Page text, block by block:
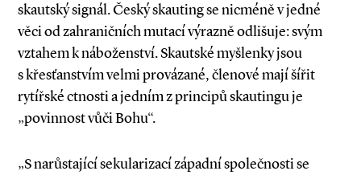
skautský signál. Český skauting se nicméně v jedné
věci od zahraničních mutací výrazně odlišuje: svým
vztahem k náboženství. Skautské myšlenky jsou
s křesťanstvím velmi provázané, členové mají šířit
rytířské ctnosti a jedním z principů skautingu je
„povinnost vůči Bohu“.
„S narůstající sekularizací západní společnosti se